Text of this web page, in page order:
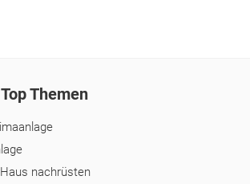
Themen
nachrüsten